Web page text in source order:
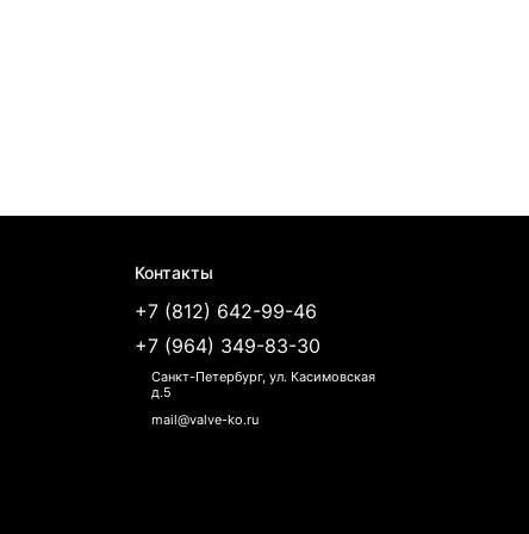
Контакты
+7 (812) 642-99-46
+7 (964) 349-83-30
Санкт-Петербург, ул. Касимовская
д.5
mail@valve-ko.ru